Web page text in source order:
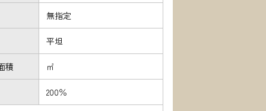
無指定
平坦
積 ㎡
200％